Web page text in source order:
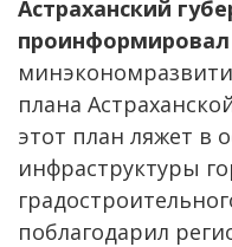
Астраханский
проинформировал
плана
этот план ляжет в
инфраструктуры
поблагодарил